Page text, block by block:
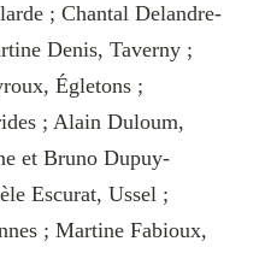
; Chantal Delandre-
Denis, Taverny ;
Égletons ;
; Alain Duloum,
et Bruno Dupuy-
Escurat, Ussel ;
; Martine Fabioux,